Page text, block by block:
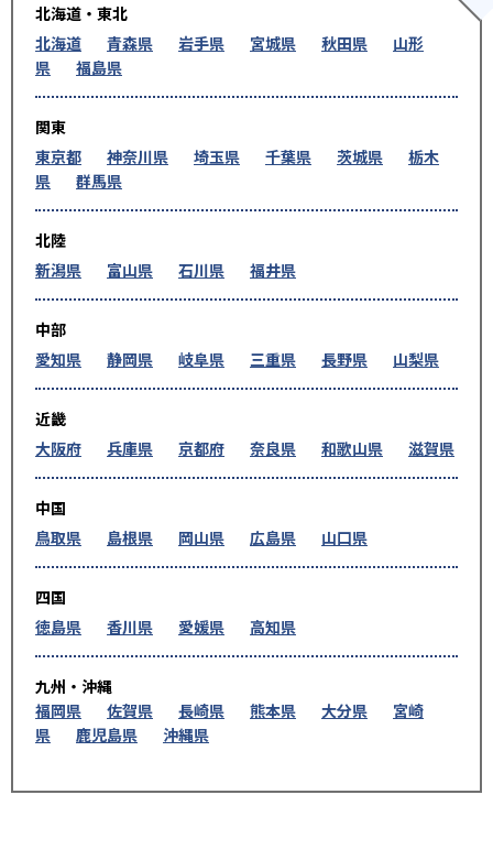
北海道・東北
北海道
青森県 岩手県 宮城県 秋田県
山形
県
福島県
関東
東京都
神奈川県 埼玉県 千葉県 茨城県
栃木
県
群馬県
北陸
新潟県
富山県 石川県 福井県
中部
愛知県
静岡県 岐阜県 三重県 長野県 山梨県
近畿
大阪府
兵庫県 京都府 奈良県 和歌山県 滋賀県
中国
鳥取県
島根県 岡山県 広島県 山口県
四国
徳島県
香川県 愛媛県 高知県
九州・沖縄
福岡県
佐賀県 長崎県 熊本県 大分県
宮崎
県
鹿児島県 沖縄県